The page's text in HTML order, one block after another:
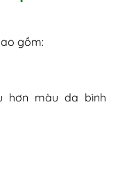
gồm:
hơn màu da bình